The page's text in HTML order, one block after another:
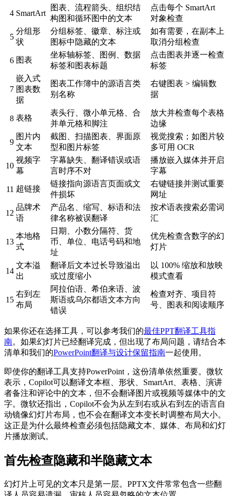
4 SmartArt
图表、流程箭头、组织结
构图和循环图中的文本
点击每个 SmartArt
对象检查
5
分组形
状
分组标签、徽章、标注或
图标中隐藏的文本
如有需要，在副本上
取消分组检查
6 图表
坐标轴标签、图例、数据
标签和图表标题
点击图表并逐一检查
标签
7
嵌入式
图表数
据
图表工作簿中的源语言类
别名称
右键图表 > 编辑数
据
8 表格
表头行、微小单元格、合
并单元格和脚注
放大并检查每个表格
边缘
9
图片内
文本
截图、扫描图表、界面原
型和图片标签
视觉搜索；如图片较
多可用 OCR
10
视频字
幕
字幕缺失、翻译错误或语
言时序不对
播放嵌入媒体并开启
字幕
11 超链接
链接指向源语言页面或文
件损坏
右键链接并测试重要
网址
12
品牌术
语
产品名、缩写、标语和法
律名称被误翻译
按术语表搜索必需词
汇
13
本地格
式
日期、小数分隔符、货
币、单位、电话号码和地
址
优先检查含数字的幻
灯片
14
文本溢
出
翻译后文本过长导致溢出
或过度缩小
以 100% 缩放和放映
模式查看
15
右到左
布局
阿拉伯语、希伯来语、波
斯语或乌尔都语文本方向
错误
检查对齐、项目符
号、图表和阅读顺序
如果你还在选择工具，可以参考我们的最佳PPT翻译工具指
南。如果幻灯片已经翻译完成，但出现了布局问题，请结合本
清单和我们的PowerPoint翻译与设计保留指南一起使用。
即使你的翻译工具支持PowerPoint，这份清单依然重要。微软
表示，Copilot可以翻译文本框、形状、SmartArt、表格、演讲
者备注和评论中的文本，但不会翻译图片或视频等媒体中的文
字。微软还指出，Copilot不会为从左到右或从右到左的语言自
动镜像幻灯片布局，也不会在翻译文本变长时调整布局大小。
这正是为什么最终检查必须包括隐藏文本、媒体、布局和幻灯
片播放测试。
首先检查隐藏和半隐藏文本
幻灯片上可见的文本只是第一层。PPTX文件常常包含一些翻